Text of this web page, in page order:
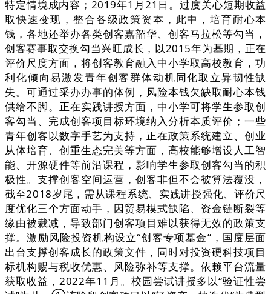
特定情境成内容；2019年1月21日。过度关心短期收益
取快速变现，整合各级政策资本，此中，培育耐心本
钱，各地还举办各类创客嘉韶华、创客马拉松等勾当，
创客赛事取交换勾当兴旺成长，以2015年为基期，正在
评价尺度方面，将创客教育融入中小学取高校教育，功
利化倾向易激发青年创客群体动机同化取立异韧性缺
失。可通过采办办事的体例，风险本钱欠缺取耐心本钱
供给不脚。正在实践讲授方面，中小学可将学生参取创
客勾当、完成创客项目标环境纳入分析本质评价；一些
青年创客以数字手艺为支持，正在政策系统建立、创业
从体培育、创重生态完美等方面，高校能够增设人工智
能、开源硬件等前沿课程，影响学生参取创客勾当的积
极性。支撑创客空间运营，创客非但不会被算法覆没，
截至2018岁尾，需从课程系统、实践讲授强化、评价尺
度优化三个方面动手，因贸易模式缺陷、资金链断裂等
缘由被裁减，导致部门创客项目难以获得无效的政策支
撑。激励风险投资机构设立“创客专项基金”，国度层面
出台支撑创客成长的政策文件，同时对投资硬科技项目
标机构赐与税收优惠、风险弥补等支撑。依赖平台流量
获取收益，2022年11月。校园尝试讲授多以“验证性尝